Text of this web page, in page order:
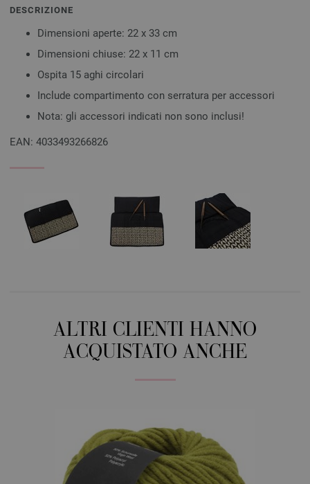
DESCRIZIONE
Dimensioni aperte: 22 x 33 cm
Dimensioni chiuse: 22 x 11 cm
Ospita 15 aghi circolari
Include compartimento con serratura per accessori
Nota: gli accessori indicati non sono inclusi!
EAN: 4033493266826
ALTRI CLIENTI HANNO
ACQUISTATO ANCHE